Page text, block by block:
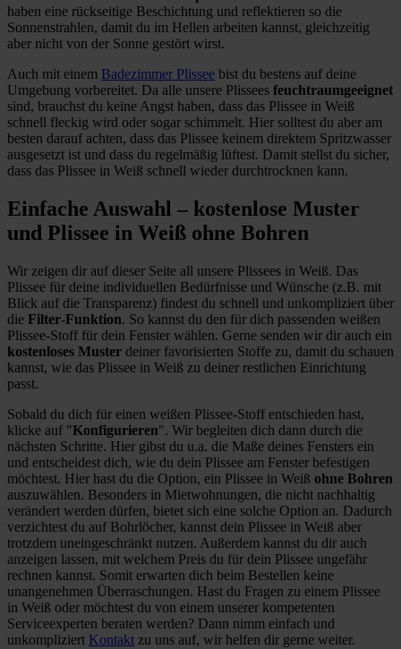
haben eine rückseitige Beschichtung und reflektieren so die
Sonnenstrahlen, damit du im Hellen arbeiten kannst, gleichzeitig
aber nicht von der Sonne gestört wirst.
Auch mit einem Badezimmer Plissee bist du bestens auf deine
Umgebung vorbereitet. Da alle unsere Plissees feuchtraumgeeignet
sind, brauchst du keine Angst haben, dass das Plissee in Weiß
schnell fleckig wird oder sogar schimmelt. Hier solltest du aber am
besten darauf achten, dass das Plissee keinem direktem Spritzwasser
ausgesetzt ist und dass du regelmäßig lüftest. Damit stellst du sicher,
dass das Plissee in Weiß schnell wieder durchtrocknen kann.
Einfache Auswahl – kostenlose Muster
und Plissee in Weiß ohne Bohren
Wir zeigen dir auf dieser Seite all unsere Plissees in Weiß. Das
Plissee für deine individuellen Bedürfnisse und Wünsche (z.B. mit
Blick auf die Transparenz) findest du schnell und unkompliziert über
die Filter-Funktion. So kannst du den für dich passenden weißen
Plissee-Stoff für dein Fenster wählen. Gerne senden wir dir auch ein
kostenloses Muster deiner favorisierten Stoffe zu, damit du schauen
kannst, wie das Plissee in Weiß zu deiner restlichen Einrichtung
passt.
Sobald du dich für einen weißen Plissee-Stoff entschieden hast,
klicke auf "Konfigurieren". Wir begleiten dich dann durch die
nächsten Schritte. Hier gibst du u.a. die Maße deines Fensters ein
und entscheidest dich, wie du dein Plissee am Fenster befestigen
möchtest. Hier hast du die Option, ein Plissee in Weiß ohne Bohren
auszuwählen. Besonders in Mietwohnungen, die nicht nachhaltig
verändert werden dürfen, bietet sich eine solche Option an. Dadurch
verzichtest du auf Bohrlöcher, kannst dein Plissee in Weiß aber
trotzdem uneingeschränkt nutzen. Außerdem kannst du dir auch
anzeigen lassen, mit welchem Preis du für dein Plissee ungefähr
rechnen kannst. Somit erwarten dich beim Bestellen keine
unangenehmen Überraschungen. Hast du Fragen zu einem Plissee
in Weiß oder möchtest du von einem unserer kompetenten
Serviceexperten beraten werden? Dann nimm einfach und
unkompliziert Kontakt zu uns auf, wir helfen dir gerne weiter.